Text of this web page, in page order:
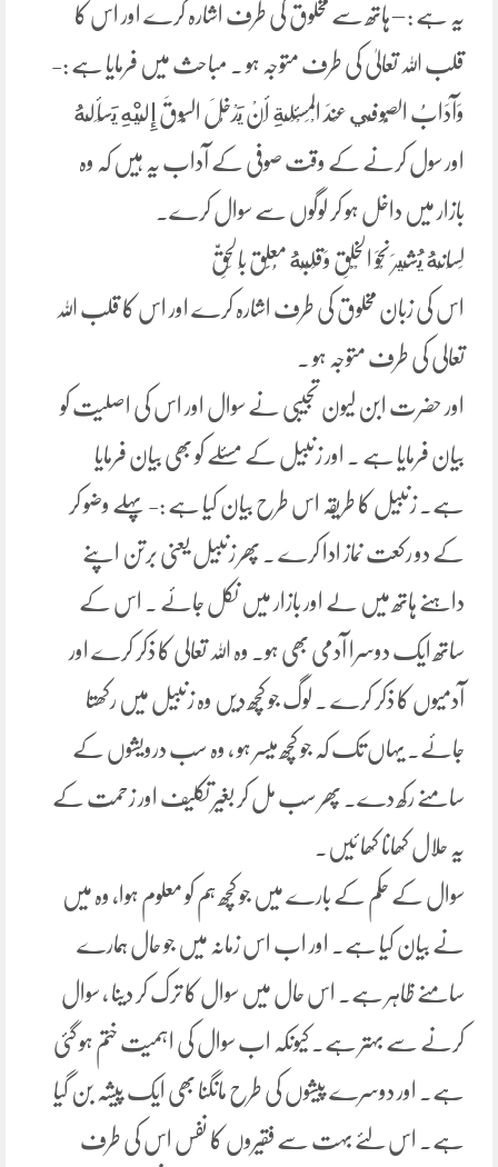
یہ ہے : – ہاتھ سے مخلوق کی طرف اشارہ کرے اور اس کا
قلب اللہ تعالیٰ کی طرف متوجہ ہو ۔ مباحث میں فرمایا ہے :-
وَآدَابُ الصُّوفِي عِندَ الْمَسْئَلَةِ أَنْ يَدْخُلَ السُّوقَ إِلَيْهِ يَسْأَلَهُ
اور سول کرنے کے وقت صوفی کے آداب یہ ہیں کہ وہ
بازار میں داخل ہو کر لوگوں سے سوال کرے۔
لِسَانُهُ يُشِيرَ نَحْوَ الْخَلْقِ وَقَلْبُهُ مُعَلَق بِالْحَقِّ
اس کی زبان مخلوق کی طرف اشارہ کرے اور اس کا قلب اللہ
تعالی کی طرف متوجہ ہو ۔
اور حضرت ابن لیون تجیبی نے سوال اور اس کی اصلیت کو
بیان فرمایا ہے ۔ اور زنبیل کے مسئلے کو بھی بیان فرمایا
ہے۔ زنبیل کا طریقہ اس طرح بیان کیا ہے :- پہلے وضو کر
کے دو رکعت نماز ادا کرے ۔ پھر زنبیل یعنی برتن اپنے
داہنے ہاتھ میں لے اور بازار میں نکل جائے ۔ اس کے
ساتھ ایک دوسرا آدمی بھی ہو۔ وہ اللہ تعالی کا ذکر کرے اور
آدمیوں کا ذکر کرے ۔ لوگ جو کچھ دیں وہ زنبیل میں رکھتا
جائے۔ یہاں تک کہ جو کچھ میسر ہو ، وہ سب درویشوں کے
سامنے رکھ دے۔ پھر سب مل کر بغیر تکلیف اور زحمت کے
یہ حلال کھانا کھا ئیں۔
سوال کے حکم کے بارے میں جو کچھ ہم کو معلوم ہوا، وہ میں
نے بیان کیا ہے۔ اور اب اس زمانہ میں جو حال ہمارے
سامنے ظاہر ہے۔ اس حال میں سوال کا ترک کر دینا ، سوال
کرنے سے بہتر ہے۔ کیونکہ اب سوال کی اہمیت ختم ہو گئی
ہے۔ اور دوسرے پیشوں کی طرح مانگنا بھی ایک پیشہ بن گیا
ہے۔ اس لئے بہت سے فقیروں کا نفس اس کی طرف